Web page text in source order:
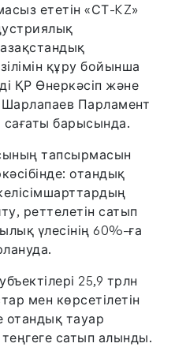
ететін «СТ-KZ»
құру бойынша
ҚР Өнеркәсіп және
Парламент
сағаты барысында.
тапсырмасын
отандық
реттелетін сатып
үлесінің 60%-ға
25,9 трлн
мен көрсетілетін
отандық тауар
сатып алынды.